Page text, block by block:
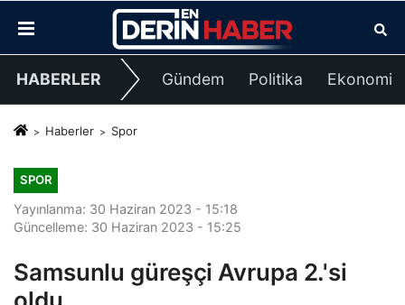
HABERLER Gündem Politika Ekonomi
Haberler Spor
SPOR
Yayınlanma: 30 Haziran 2023 - 15:18
Güncelleme: 30 Haziran 2023 - 15:25
Samsunlu güreşçi Avrupa 2.'si